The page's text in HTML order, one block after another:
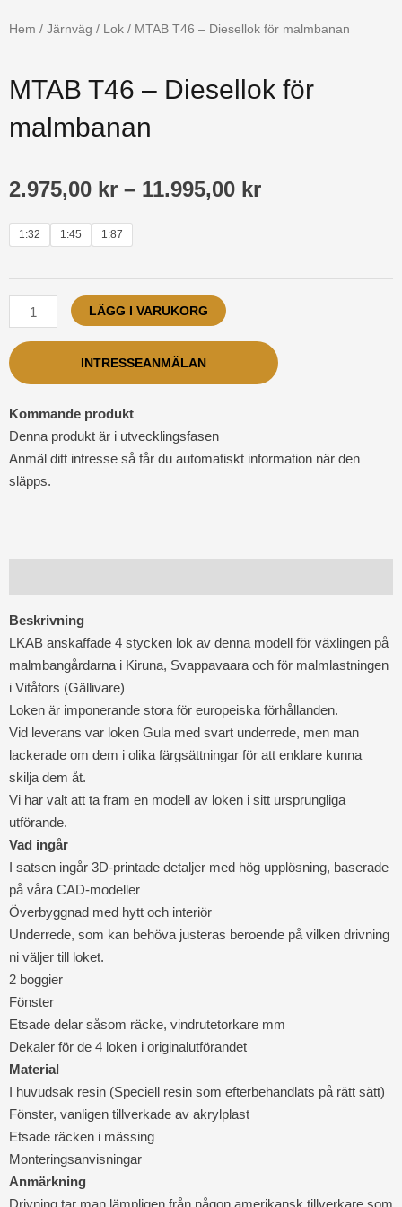
Hem / Järnväg / Lok / MTAB T46 – Diesellok för malmbanan
MTAB T46 – Diesellok för
malmbanan
2.975,00 kr – 11.995,00 krPrisintervall:
1:32 1:45 1:87
MTAB
T46
Diesellok
malmbanan
mängd
LÄGG I VARUKORG
INTRESSEANMÄLAN
Kommande produkt
Denna produkt är i utvecklingsfasen
Anmäl ditt intresse så får du automatiskt information när den
släpps.
Beskrivning
LKAB anskaffade 4 stycken lok av denna modell för växlingen på
malmbangårdarna i Kiruna, Svappavaara och för malmlastningen
i Vitåfors (Gällivare)
Loken är imponerande stora för europeiska förhållanden.
Vid leverans var loken Gula med svart underrede, men man
lackerade om dem i olika färgsättningar för att enklare kunna
skilja dem åt.
Vi har valt att ta fram en modell av loken i sitt ursprungliga
utförande.
Vad ingår
I satsen ingår 3D-printade detaljer med hög upplösning, baserade
på våra CAD-modeller
Överbyggnad med hytt och interiör
Underrede, som kan behöva justeras beroende på vilken drivning
ni väljer till loket.
2 boggier
Fönster
Etsade delar såsom räcke, vindrutetorkare mm
Dekaler för de 4 loken i originalutförandet
Material
I huvudsak resin (Speciell resin som efterbehandlats på rätt sätt)
Fönster, vanligen tillverkade av akrylplast
Etsade räcken i mässing
Monteringsanvisningar
Anmärkning